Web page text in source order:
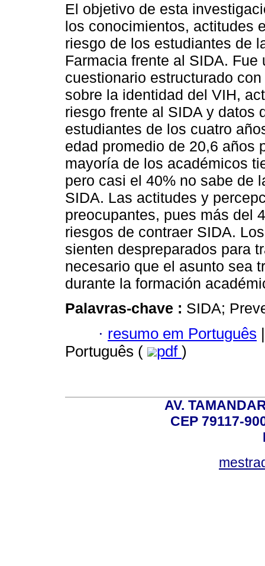
El objetivo de esta
los conocimientos, actitudes
riesgo de los estudiantes de
Farmacia frente al SIDA. Fue
cuestionario estructurado
sobre la identidad del VIH,
riesgo frente al SIDA y datos
estudiantes de los cuatro
edad promedio de 20,6 años
mayoría de los académicos
pero casi el 40% no sabe de
SIDA. Las actitudes y
preocupantes, pues más del
riesgos de contraer SIDA.
sienten despreparados para
necesario que el asunto sea
durante la formación
Palavras-chave : SIDA;
· resumo em Português |
Português (
pdf )
AV.
CEP 79117-